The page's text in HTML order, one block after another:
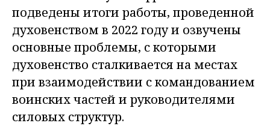
подведены итоги работы, проведенной
духовенством в 2022 году и озвучены
основные проблемы, с которыми
духовенство сталкивается на местах
при взаимодействии с командованием
воинских частей и руководителями
силовых структур.